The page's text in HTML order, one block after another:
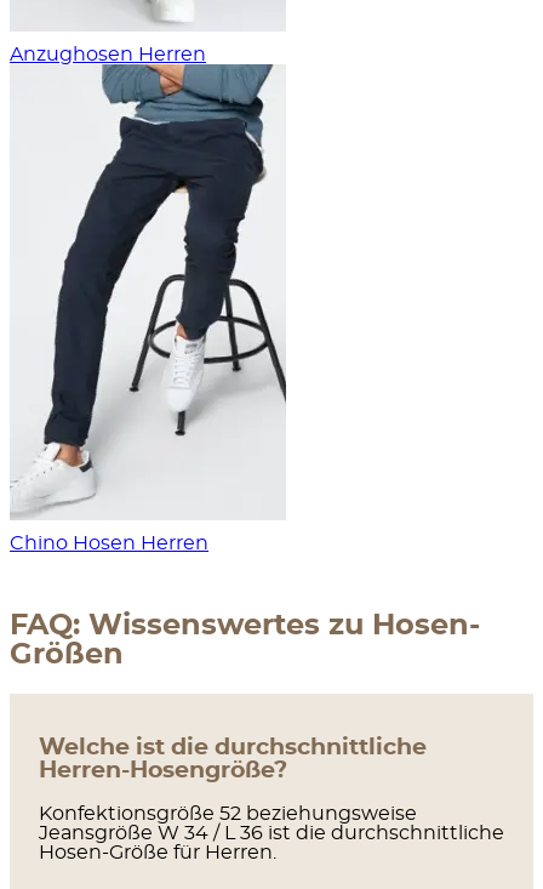
Anzughosen Herren
Chino Hosen Herren
FAQ: Wissenswertes zu Hosen-
Größen
Welche ist die durchschnittliche
Herren-Hosengröße?
Konfektionsgröße 52 beziehungsweise
Jeansgröße W 34 / L 36 ist die durchschnittliche
Hosen-Größe für Herren.